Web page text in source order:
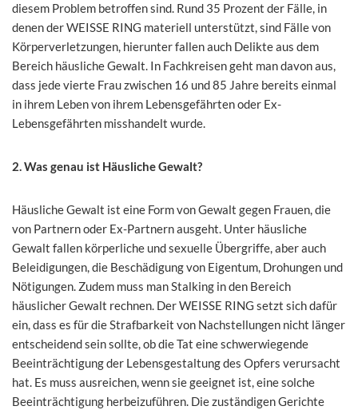
diesem Problem betroffen sind. Rund 35 Prozent der Fälle, in
denen der WEISSE RING materiell unterstützt, sind Fälle von
Körperverletzungen, hierunter fallen auch Delikte aus dem
Bereich häusliche Gewalt. In Fachkreisen geht man davon aus,
dass jede vierte Frau zwischen 16 und 85 Jahre bereits einmal
in ihrem Leben von ihrem Lebensgefährten oder Ex-
Lebensgefährten misshandelt wurde.
2. Was genau ist Häusliche Gewalt?
Häusliche Gewalt ist eine Form von Gewalt gegen Frauen, die
von Partnern oder Ex-Partnern ausgeht. Unter häusliche
Gewalt fallen körperliche und sexuelle Übergriffe, aber auch
Beleidigungen, die Beschädigung von Eigentum, Drohungen und
Nötigungen. Zudem muss man Stalking in den Bereich
häuslicher Gewalt rechnen. Der WEISSE RING setzt sich dafür
ein, dass es für die Strafbarkeit von Nachstellungen nicht länger
entscheidend sein sollte, ob die Tat eine schwerwiegende
Beeinträchtigung der Lebensgestaltung des Opfers verursacht
hat. Es muss ausreichen, wenn sie geeignet ist, eine solche
Beeinträchtigung herbeizuführen. Die zuständigen Gerichte